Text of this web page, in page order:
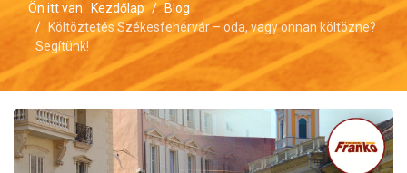
Ön itt van: Kezdőlap
Blog
Költöztetés Székesfehérvár – oda, vagy onnan költözne?
Segítünk!